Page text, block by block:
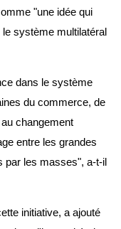
"une idée qui
système multilatéral
dans le système
du commerce, de
changement
entre les grandes
par les masses", a-t-il
initiative, a ajouté